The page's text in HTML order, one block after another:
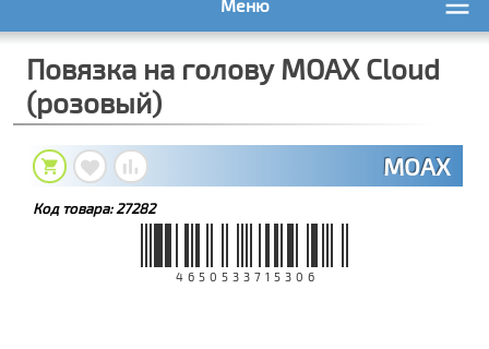
Меню
Повязка на голову MOAX Cloud
(розовый)
MOAX
Код товара:27282
4650533715306